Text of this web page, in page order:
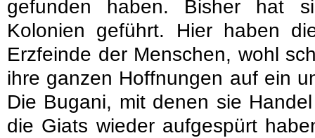
gefunden haben. Bisher hat
Kolonien geführt. Hier haben
Erzfeinde der Menschen, wohl
ihre ganzen Hoffnungen auf ein
Die Bugani, mit denen sie
die Giats wieder aufgespürt